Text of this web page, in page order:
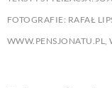
FOTOGRAFIE: RAFAŁ
WWW.PENSJONATU.PL,